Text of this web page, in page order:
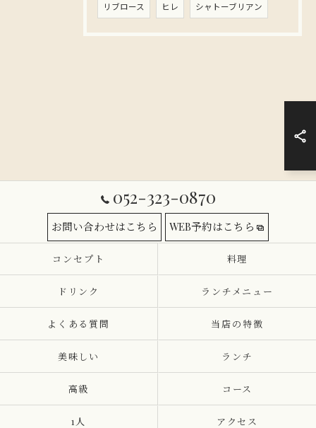
リブロース ヒレ シャトーブリアン
052-323-0870
お問い合わせはこちら WEB予約はこちら
コンセプト 料理
ドリンク ランチメニュー
よくある質問 当店の特徴
美味しい ランチ
高級 コース
1人 アクセス